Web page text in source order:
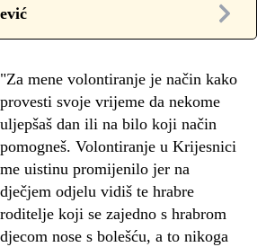
"Za mene volontiranje je način kako
provesti svoje vrijeme da nekome
uljepšaš dan ili na bilo koji način
pomogneš. Volontiranje u Krijesnici
me uistinu promijenilo jer na
dječjem odjelu vidiš te hrabre
roditelje koji se zajedno s hrabrom
djecom nose s bolešću, a to nikoga